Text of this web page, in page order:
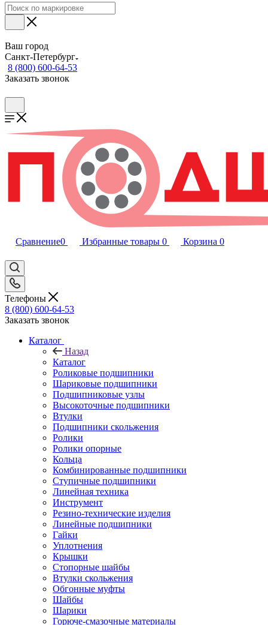
Ваш город
Санкт-Петербург
8 (800) 600-64-53
Заказать звонок
Сравнение0 Избранные товары 0 Корзина 0
Телефоны
8 (800) 600-64-53
Заказать звонок
Каталог
Назад
Каталог
Роликовые подшипники
Шариковые подшипники
Подшипниковые узлы
Высокоточные подшипники
Втулки
Подшипники скольжения
Ролики
Ролики опорные
Кольца
Комбинированные подшипники
Ступичные подшипники
Линейная техника
Инструмент
Резино-технические изделия
Линейные подшипники
Гайки
Уплотнения
Крышки
Стопорные шайбы
Втулки скольжения
Обгонные муфты
Шайбы
Шарики
Горюче-смазочные материалы